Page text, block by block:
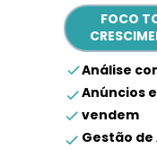
FOCO
Análise
Anúncios
vendem
Gestão de